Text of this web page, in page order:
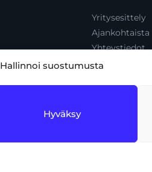
Hallinnoi suostumusta
Hyväksy
Yritysesittely
Ajankohtaista
Yhteystiedot